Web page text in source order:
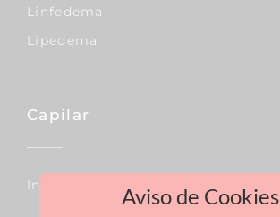
Linfedema
Lipedema
Capilar
Injertos De PeloAviso de Cookies